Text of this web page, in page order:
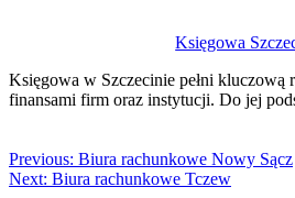
Księgowa
Księgowa w Szczecinie pełni kluczową
finansami firm oraz instytucji. Do jej
Previous: Biura rachunkowe Nowy Sącz
Next: Biura rachunkowe Tczew